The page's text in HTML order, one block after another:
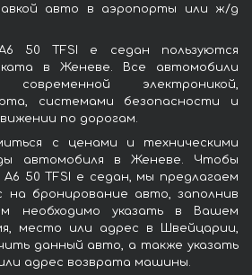
авто в аэропорты или ж/д
50 TFSI e седан пользуются
в Женеве. Все автомобили
электроникой,
системами безопасности и
по дорогам.
с ценами и техническими
автомобиля в Женеве. Чтобы
A6 50 TFSI e седан, мы предлагаем
на бронирование авто, заполнив
необходимо указать в Вашем
место или адрес в Швейцарии,
данный авто, а также указать
адрес возврата машины.